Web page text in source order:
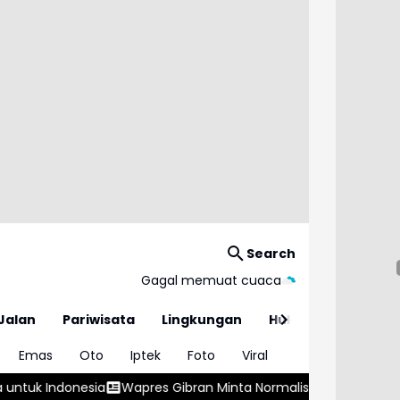
Search
Gagal memuat cuaca
Pariwisata Lingkungan
Hukum
Emas Oto Iptek Foto
Viral
Gibran Minta Normalisasi Sungai Dipercepat di Tengah